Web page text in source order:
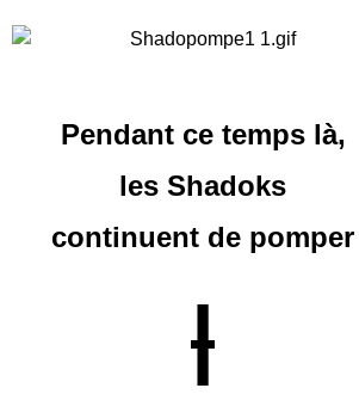
Pendant ce temps là,
les Shadoks
continuent de pomper
|